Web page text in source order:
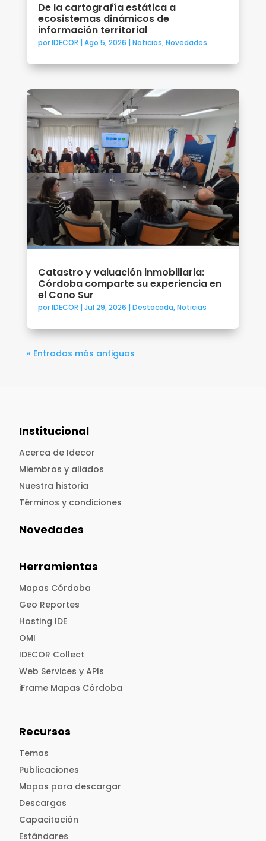
De la cartografía estática a
ecosistemas dinámicos de
información territorial
porIDECOR | Ago 5, 2026 | Noticias,Novedades
Catastro y valuación inmobiliaria:
Córdoba comparte su experiencia en
el Cono Sur
porIDECOR | Jul 29, 2026 | Destacada,Noticias
« Entradas más antiguas
Institucional
Acerca de Idecor
Miembros y aliados
Nuestra historia
Términos y condiciones
Novedades
Herramientas
Mapas Córdoba
Geo Reportes
Hosting IDE
OMI
IDECOR Collect
Web Services y APIs
iFrame Mapas Córdoba
Recursos
Temas
Publicaciones
Mapas para descargar
Descargas
Capacitación
Estándares